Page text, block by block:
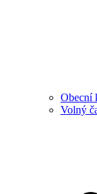
Obecní
Volný